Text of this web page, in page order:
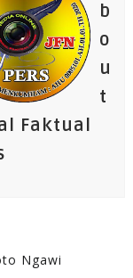
b
o
u
t
Faktual
Ngawi